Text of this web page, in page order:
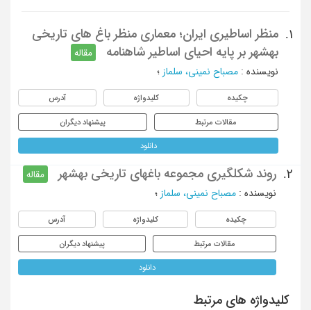
1.
منظر اساطیری ایران؛ معماری منظر باغ های تاریخی
بهشهر بر پایه احیای اساطیر شاهنامه
مقاله
نویسنده : مصباح نمینی، سلماز ؛
چکیده کلیدواژه آدرس
مقالات مرتبط پیشنهاد دیگران
دانلود
2. روند شکلگیری مجموعه باغهای تاریخی بهشهر
مقاله
نویسنده : مصباح نمینی، سلماز ؛
چکیده کلیدواژه آدرس
مقالات مرتبط پیشنهاد دیگران
دانلود
کلیدواژه های مرتبط